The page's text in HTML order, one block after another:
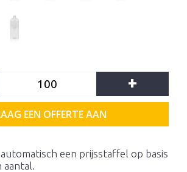
+
EEN OFFERTE AAN
een prijsstaffel op basis
aantal.